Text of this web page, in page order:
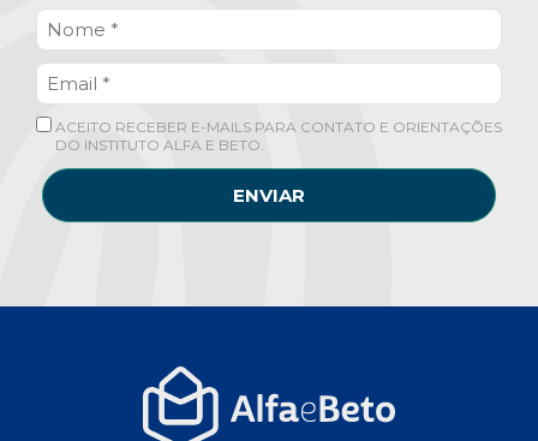
ACEITO RECEBER E-MAILS PARA CONTATO E ORIENTAÇÕES
DO INSTITUTO ALFA E BETO.
ENVIAR